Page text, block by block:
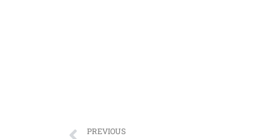
PREVIOUS